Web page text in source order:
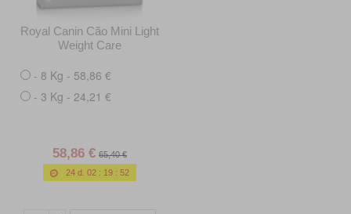
Royal Canin Cão Mini Light
Weight Care
- 8 Kg - 58,86 €
- 3 Kg - 24,21 €
58,86 € 65,40 €
24 d. 02 : 19 :50